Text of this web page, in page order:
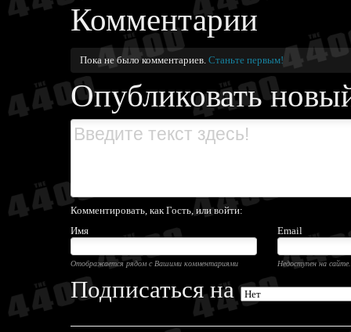
Комментарии
Пока не было комментариев. Станьте первым!
Опубликовать
Комментировать, как Гость, или войти:
Имя
Email
Отображается рядом с Вашими комментариями Недоступен на сайте.
Подписаться на